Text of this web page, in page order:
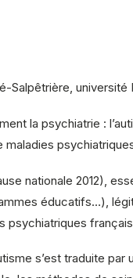
Salpêtrière,
la psychiatrie :
nationale 2012),
éducatifs…),
psychiatriques
s’est traduite